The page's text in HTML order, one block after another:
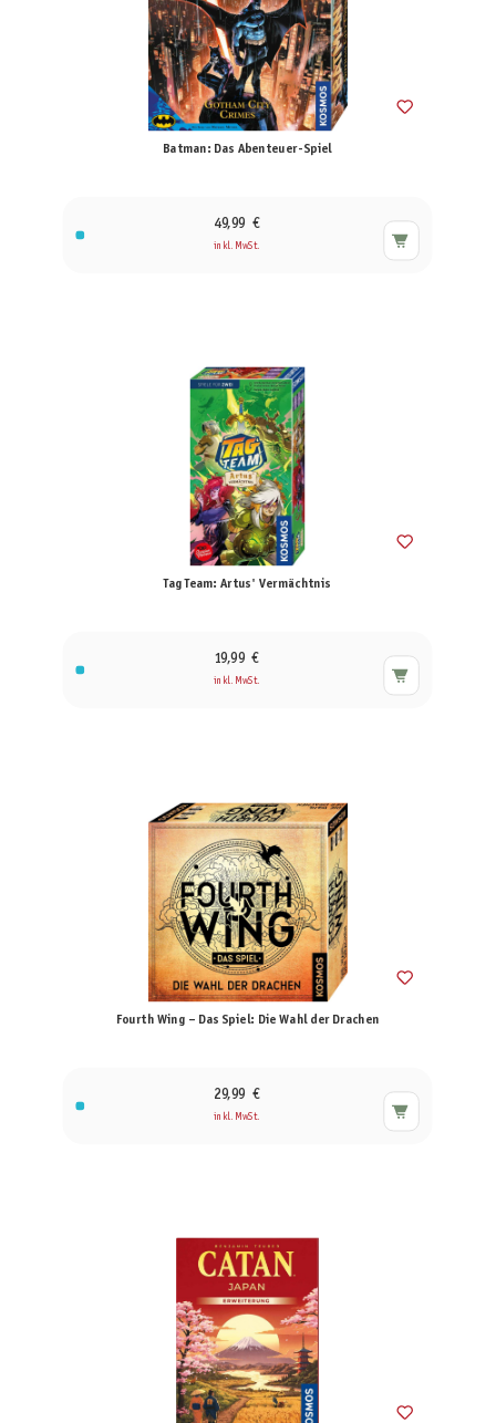
Batman: Das Abenteuer-Spiel
49,99 €
inkl. MwSt.
Tag Team: Artus' Vermächtnis
19,99 €
inkl. MwSt.
Fourth Wing – Das Spiel: Die Wahl der Drachen
29,99 €
inkl. MwSt.